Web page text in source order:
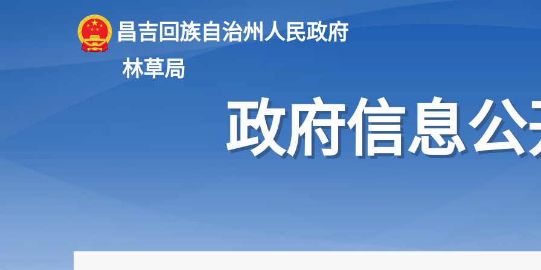
昌吉回族自治州人民政府
林草局
政府信息